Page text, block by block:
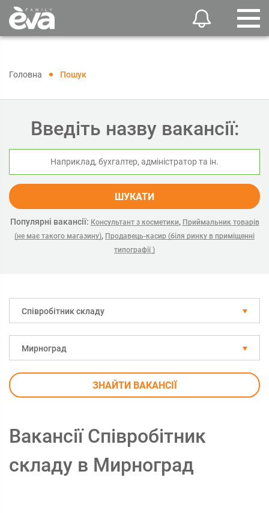
Головна Пошук
Введіть назву вакансії:
ШУКАТИ
Популярні вакансії: Консультант з косметики, Приймальник товарів
(не має такого магазину), Продавець-касир (біля ринку в приміщенні
типографії )
Співробітник складу
Мирноград
ЗНАЙТИ ВАКАНСІЇ
Вакансії Співробітник
складу в Мирноград